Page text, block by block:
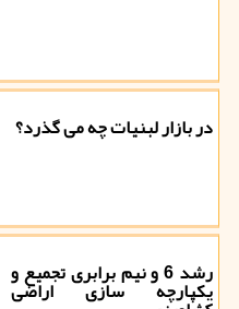
در بازار لبنیات چه می گذرد؟
رشد 6 و نیم برابری تجمیع و
یکپارچه سازی اراضی